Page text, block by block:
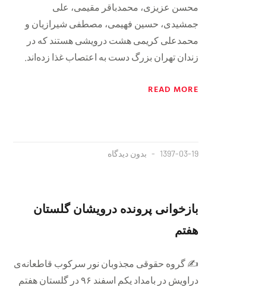
محسن عزیزی، محمدباقر مقیمی، علی
جمشیدی، حسین فهیمی، مصطفی شیرازیان و
محمدعلی کریمی هشت درویشی هستند که در
زندان تهران بزرگ دست به اعتصاب غذا زده‌اند.
READ MORE
1397-03-19 بدون دیدگاه
بازخوانی پرونده درویشان گلستان
هفتم
✍️ گروه حقوقی مجذوبان نور سرکوب قاطعانه‌ی
دراویش در بامداد یکم اسفند ۹۶ در گلستان هفتم